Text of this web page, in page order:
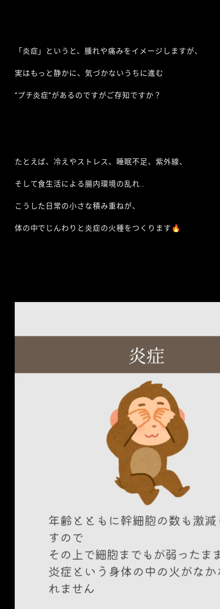
「炎症」というと、腫れや痛みをイメージしますが、
実はもっと静かに、気づかないうちに進む
“プチ炎症”があるのですがご存知ですか？
たとえば、冷えやストレス、睡眠不足、紫外線、
そして食生活による腸内環境の乱れ…
こうした日常の小さな積み重ねが、
体の中でじんわりと炎症の火種をつくります🔥